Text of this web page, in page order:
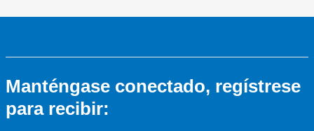
Manténgase conectado, regístrese
para recibir: